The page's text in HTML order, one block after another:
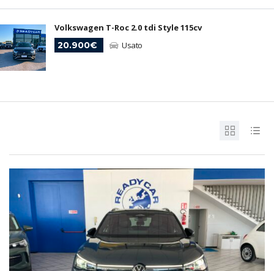
Volkswagen T-Roc 2.0 tdi Style 115cv
20.900€
Usato